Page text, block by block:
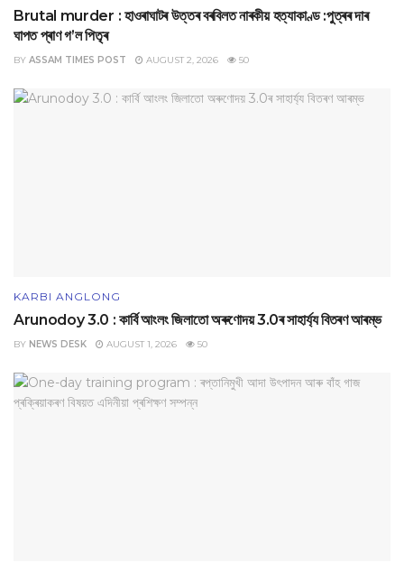
Brutal murder : হাওৰাঘাটৰ উত্তৰ বৰবিলত নাৰকীয় হত্যাকাণ্ড :পুত্ৰৰ দাৰ
ঘাপত প্ৰাণ গ’ল পিতৃৰ
BY ASSAM TIMES POST AUGUST 2, 2026 50
KARBI ANGLONG
Arunodoy 3.0 : কাৰ্বি আংলং জিলাতো অৰুণোদয় 3.0ৰ সাহাৰ্য্য বিতৰণ আৰম্ভ
BY NEWS DESK AUGUST 1, 2026 50